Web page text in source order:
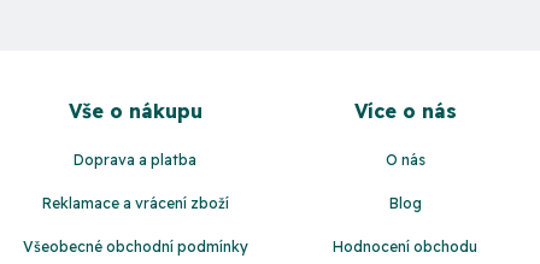
Vše o nákupu
Doprava a platba
Reklamace a vrácení zboží
Všeobecné obchodní podmínky
Více o nás
O nás
Blog
Hodnocení obchodu